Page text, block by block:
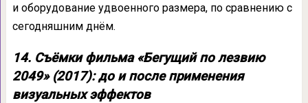
и оборудование удвоенного размера, по сравнению с
сегодняшним днём.
14. Съёмки фильма «Бегущий по лезвию
2049» (2017): до и после применения
визуальных эффектов